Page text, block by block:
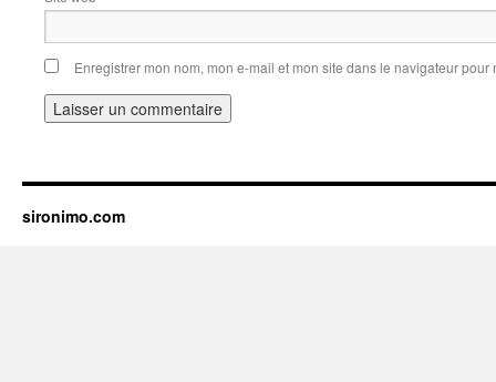
Enregistrer mon nom, mon e-mail et mon site dans le navigateur
sironimo.com